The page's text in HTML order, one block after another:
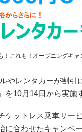
！これも！オープニングキャ
やレンタカーが割引
を10月14日から実施
ットレス乗車サー
に合わせたキャンペ